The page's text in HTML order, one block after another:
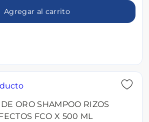
Agregar al carrito
ORO SHAMPOO RIZOS
FCO X 500 ML